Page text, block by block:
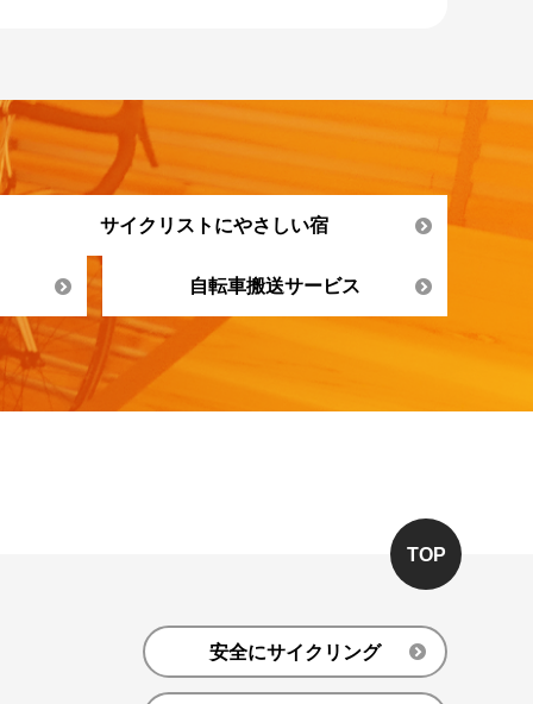
サイクリストにやさしい宿
自転車搬送サービス
安全にサイクリング
TOP